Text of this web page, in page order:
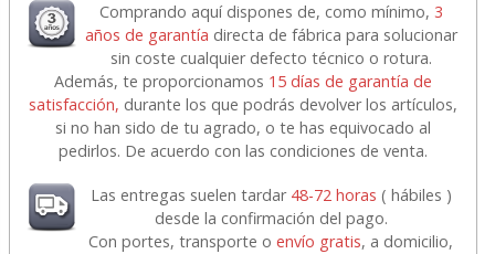
Comprando aquí dispones de, como mínimo, 3
años de garantía directa de fábrica para solucionar
sin coste cualquier defecto técnico o rotura.
Además, te proporcionamos 15 días de garantía de
satisfacción, durante los que podrás devolver los artículos,
si no han sido de tu agrado, o te has equivocado al
pedirlos. De acuerdo con las condiciones de venta.
Las entregas suelen tardar 48-72 horas ( hábiles )
desde la confirmación del pago.
Con portes, transporte oenvío gratis, a domicilio,